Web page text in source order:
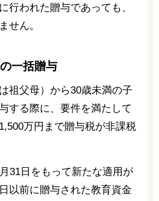
行われた贈与であっても、
せん。
一括贈与
祖父母）から30歳未満の子
する際に、要件を満たして
万円まで贈与税が非課税
31日をもって新たな適用が
以前に贈与された教育資金